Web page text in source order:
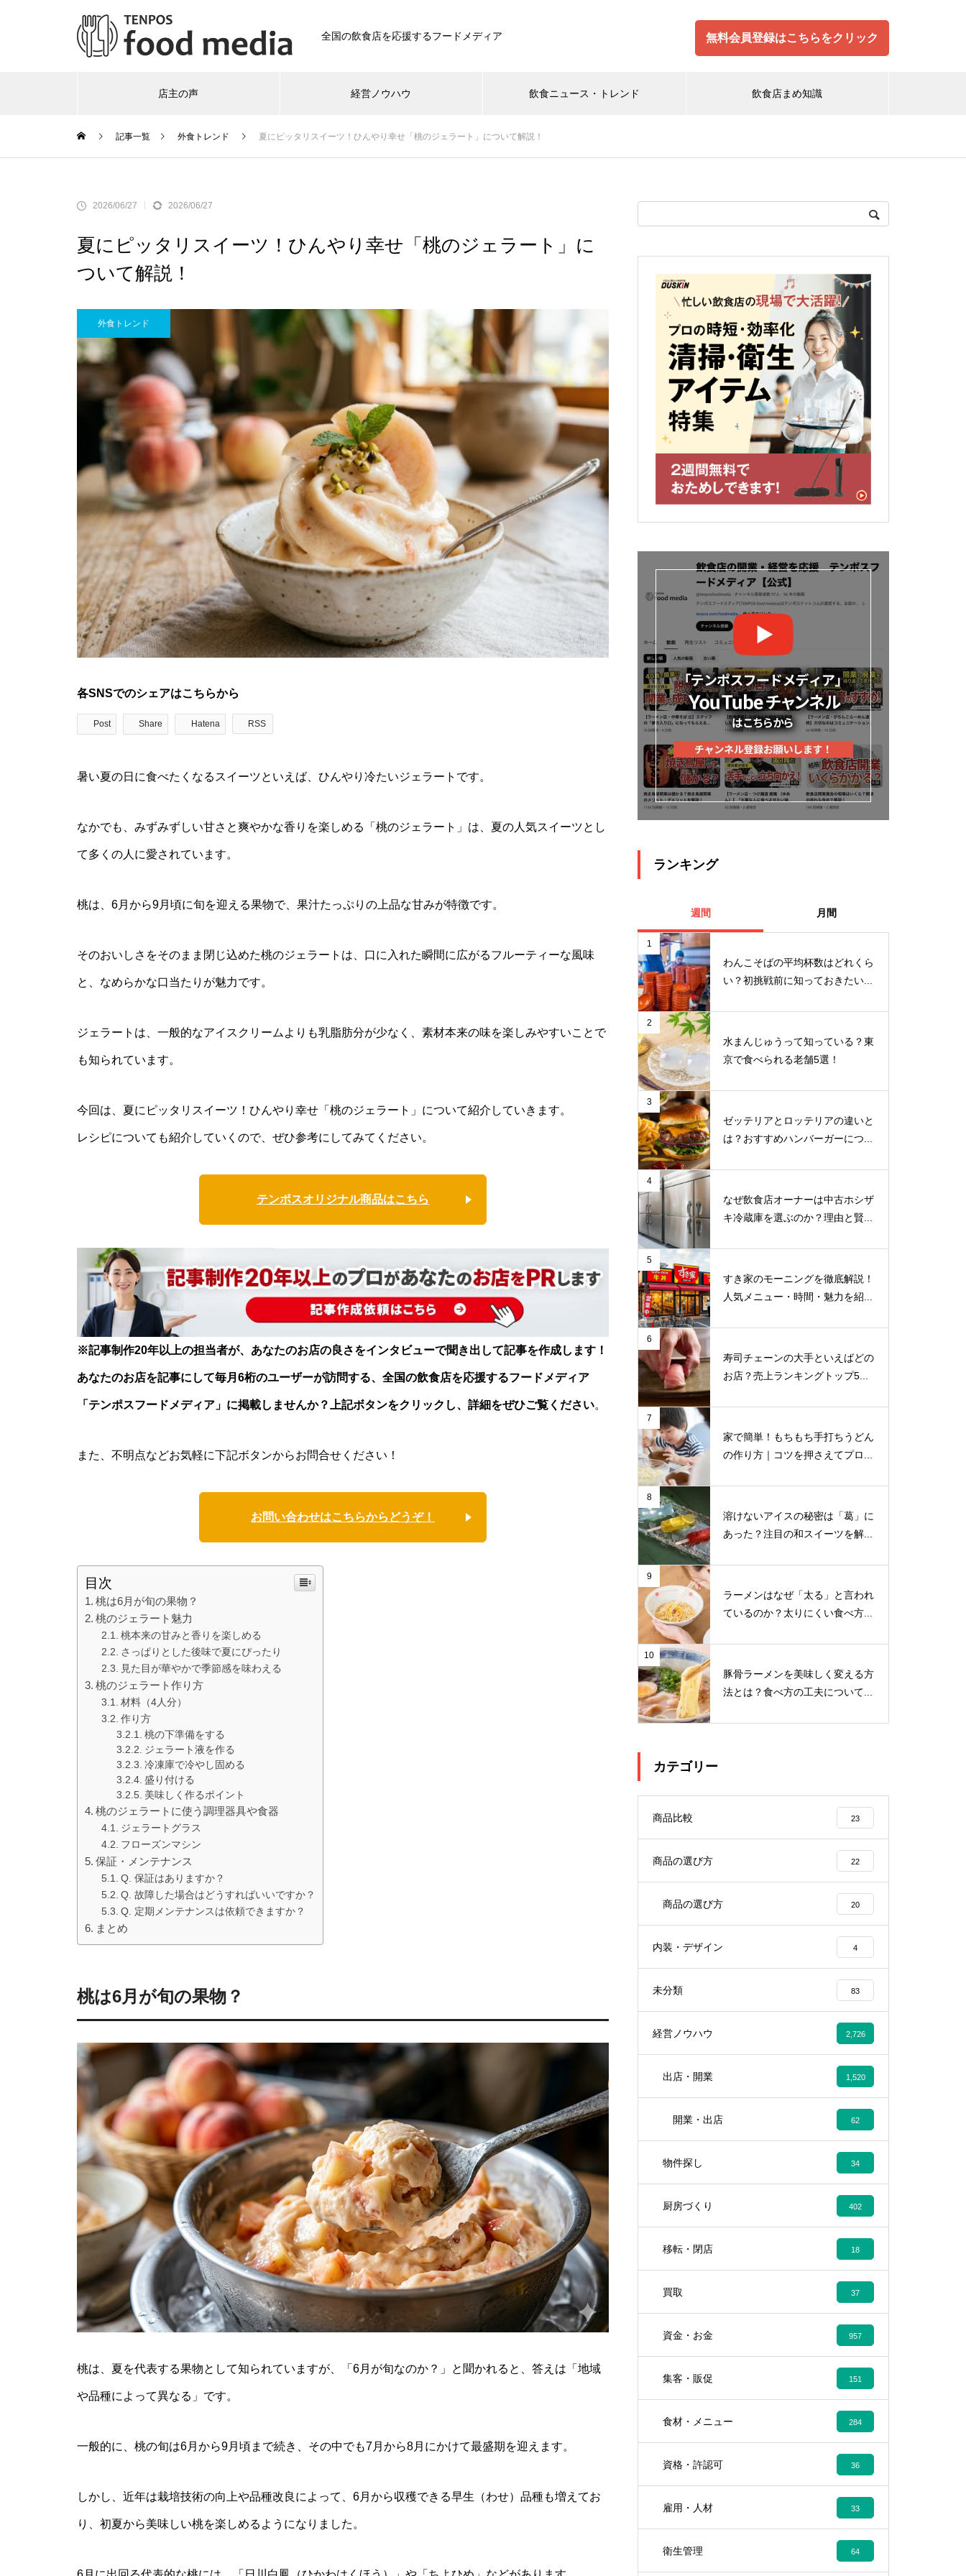
全国の飲食店を応援するフードメディア 無料会員登録はこちらをクリック
店主の声 経営ノウハウ 飲食ニュース・トレンド 飲食店まめ知識
記事一覧 外食トレンド 夏にピッタリスイーツ！ひんやり幸せ「桃のジェラート」について解説！
2026/06/27 2026/06/27
夏にピッタリスイーツ！ひんやり幸せ「桃のジェラート」に
ついて解説！
外食トレンド
各SNSでのシェアはこちらから
Post Share Hatena RSS
暑い夏の日に食べたくなるスイーツといえば、ひんやり冷たいジェラートです。
なかでも、みずみずしい甘さと爽やかな香りを楽しめる「桃のジェラート」は、夏の人気スイーツとし
て多くの人に愛されています。
桃は、6月から9月頃に旬を迎える果物で、果汁たっぷりの上品な甘みが特徴です。
そのおいしさをそのまま閉じ込めた桃のジェラートは、口に入れた瞬間に広がるフルーティーな風味
と、なめらかな口当たりが魅力です。
ジェラートは、一般的なアイスクリームよりも乳脂肪分が少なく、素材本来の味を楽しみやすいことで
も知られています。
今回は、夏にピッタリスイーツ！ひんやり幸せ「桃のジェラート」について紹介していきます。
レシピについても紹介していくので、ぜひ参考にしてみてください。
テンポスオリジナル商品はこちら
※記事制作20年以上の担当者が、あなたのお店の良さをインタビューで聞き出して記事を作成します！
あなたのお店を記事にして毎月6桁のユーザーが訪問する、全国の飲食店を応援するフードメディア
「テンポスフードメディア」に掲載しませんか？上記ボタンをクリックし、詳細をぜひご覧ください。
また、不明点などお気軽に下記ボタンからお問合せください！
お問い合わせはこちらからどうぞ！
目次
桃は6月が旬の果物？
桃のジェラート魅力
桃本来の甘みと香りを楽しめる
さっぱりとした後味で夏にぴったり
見た目が華やかで季節感を味わえる
桃のジェラート作り方
材料（4人分）
作り方
桃の下準備をする
ジェラート液を作る
冷凍庫で冷やし固める
盛り付ける
美味しく作るポイント
桃のジェラートに使う調理器具や食器
ジェラートグラス
フローズンマシン
保証・メンテナンス
Q. 保証はありますか？
Q. 故障した場合はどうすればいいですか？
Q. 定期メンテナンスは依頼できますか？
まとめ
桃は6月が旬の果物？
桃は、夏を代表する果物として知られていますが、「6月が旬なのか？」と聞かれると、答えは「地域
や品種によって異なる」です。
一般的に、桃の旬は6月から9月頃まで続き、その中でも7月から8月にかけて最盛期を迎えます。
しかし、近年は栽培技術の向上や品種改良によって、6月から収穫できる早生（わせ）品種も増えてお
り、初夏から美味しい桃を楽しめるようになりました。
ランキング
週間 月間
1
わんこそばの平均杯数はどれくら
い？初挑戦前に知っておきたい...
2
水まんじゅうって知っている？東
京で食べられる老舗5選！
3
ゼッテリアとロッテリアの違いと
は？おすすめハンバーガーにつ...
4
なぜ飲食店オーナーは中古ホシザ
キ冷蔵庫を選ぶのか？理由と賢...
5
すき家のモーニングを徹底解説！
人気メニュー・時間・魅力を紹...
6
寿司チェーンの大手といえばどの
お店？売上ランキングトップ5...
7
家で簡単！もちもち手打ちうどん
の作り方｜コツを押さえてプロ...
8
溶けないアイスの秘密は「葛」に
あった？注目の和スイーツを解...
9
ラーメンはなぜ「太る」と言われ
ているのか？太りにくい食べ方...
10
豚骨ラーメンを美味しく変える方
法とは？食べ方の工夫について...
カテゴリー
商品比較 23
商品の選び方 22
商品の選び方 20
内装・デザイン 4
未分類 83
経営ノウハウ 2,726
出店・開業 1,520
開業・出店 62
物件探し 34
厨房づくり 402
移転・閉店 18
買取 37
資金・お金 957
集客・販促 151
食材・メニュー 284
資格・許認可 36
雇用・人材 33
衛生管理 64